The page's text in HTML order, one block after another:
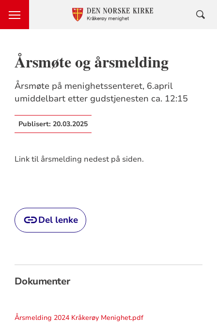
Årsmøte og årsmelding
Årsmøte på menighetssenteret, 6.april
umiddelbart etter gudstjenesten ca. 12:15
Publisert: 20.03.2025
Link til årsmelding nedest på siden.
Del lenke
Dokumenter
Årsmelding 2024 Kråkerøy Menighet.pdf